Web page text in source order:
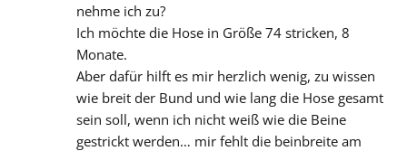
nehme ich zu?
Ich möchte die Hose in Größe 74 stricken, 8
Monate.
Aber dafür hilft es mir herzlich wenig, zu wissen
wie breit der Bund und wie lang die Hose gesamt
sein soll, wenn ich nicht weiß wie die Beine
gestrickt werden… mir fehlt die beinbreite am